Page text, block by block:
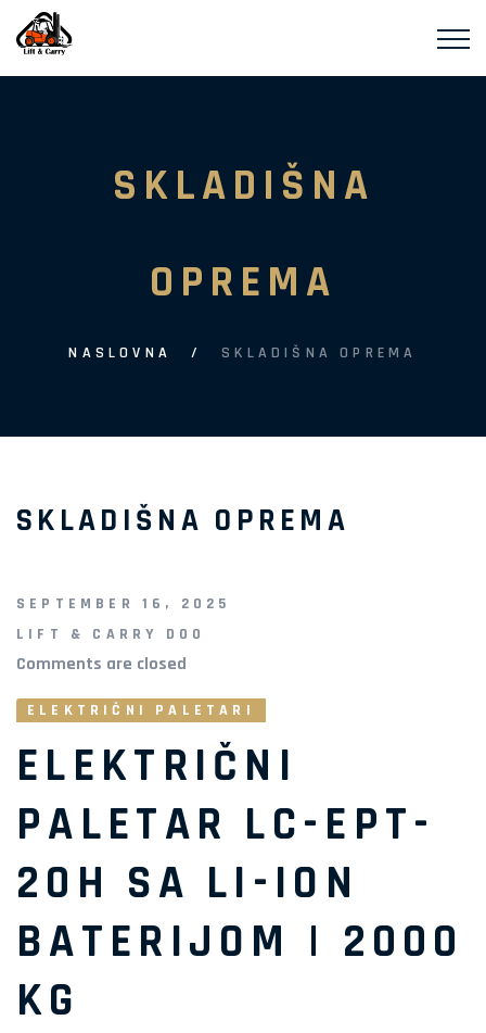
SKLADIŠNA
OPREMA
NASLOVNA SKLADIŠNA OPREMA
SKLADIŠNA OPREMA
SEPTEMBER 16, 2025
LIFT & CARRY DOO
Comments are closed
Comments are closed
ELEKTRIČNI PALETARI
ELEKTRIČNI
PALETAR LC-EPT-
20H SA LI-ION
BATERIJOM | 2000
KG